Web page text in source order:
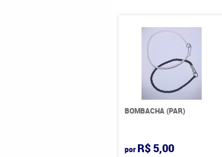
BOMBACHA (PAR)
por R$ 5,00